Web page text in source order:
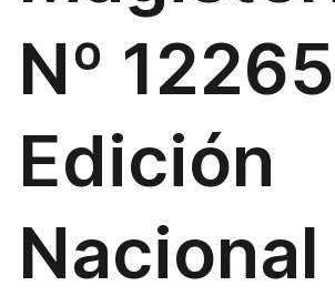
Nº 12265
Edición
Nacional